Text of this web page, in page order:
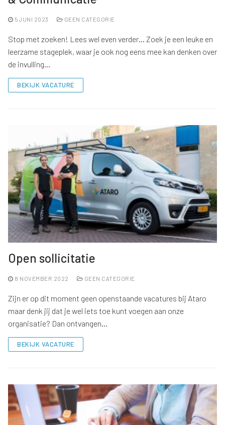
5 JUNI 2023 GEEN CATEGORIE
Stop met zoeken! Lees wel even verder… Zoek je een leuke en
leerzame stageplek, waar je ook nog eens mee kan denken over
de invulling…
BEKIJK VACATURE
Open sollicitatie
8 NOVEMBER 2022 GEEN CATEGORIE
Zijn er op dit moment geen openstaande vacatures bij Ataro
maar denk jij dat je wel iets toe kunt voegen aan onze
organisatie? Dan ontvangen…
BEKIJK VACATURE